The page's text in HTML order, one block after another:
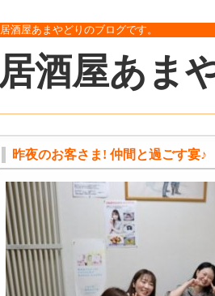
居酒屋あまやどりのブログです。
居酒屋あま
昨夜のお客さま! 仲間と過ごす宴♪